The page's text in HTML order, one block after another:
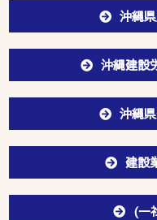
沖縄
沖縄建設
沖縄
建設
(一